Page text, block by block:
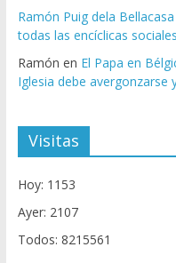
Ramón Puig dela Bellacasa
todas las encíclicas
Ramón en El Papa en
Iglesia debe avergonzarse
Visitas
Hoy: 1153
Ayer: 2107
Todos: 8215561